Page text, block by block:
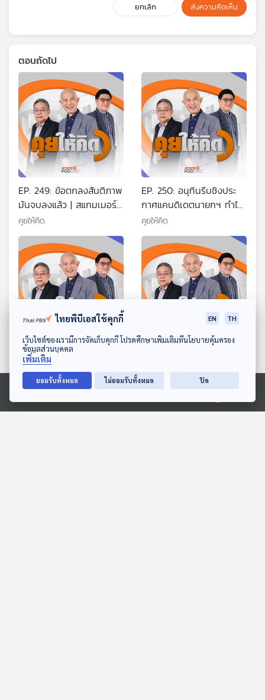
ดาวน์โหลด Thai PBS Podcast Application
Ⓒ 2020 องค์การกระจายเสียงและแพร่ภาพสาธารณะแห่งประเทศไทย
ยกเลิก ส่งความคิดเห็น
ตอนถัดไป
EP. 249: ข้อตกลงสันติภาพ
มันจบลงแล้ว | สแกมเมอร์
ทุนเทา และตำรวจ | เพื่อไทย
ยื่นอภิปรายหรือไม่
คุยให้คิด
EP. 250: อนุทินรีบชิงประ
กาศแคนดิเดตนายกฯ ทำไม
| จับอาการเอกนิติ-ศุภจี |
ทยอยขึ้น VAT 10% เริ่ม 70
คุยให้คิด
EP. 251: อนุทิน บริหาร
การเมืองไม่ได้บริหารวิกฤต |
จุดอ่อนนายกฯ อนุทิน |
คุยให้คิด
คชัน อาจสู่ คอร์รัปชัน | ท่า
คุยให้คิด
ไทยพีบีเอสใช้คุกกี้ EN TH
เว็บไซต์ของเรามีการจัดเก็บคุกกี้ โปรดศึกษาเพิ่มเติมที่นโยบายคุ้มครอง
ข้อมูลส่วนบุคคล
เพิ่มเติม
ยอมรับทั้งหมด ไม่ยอมรับทั้งหมด ปิด